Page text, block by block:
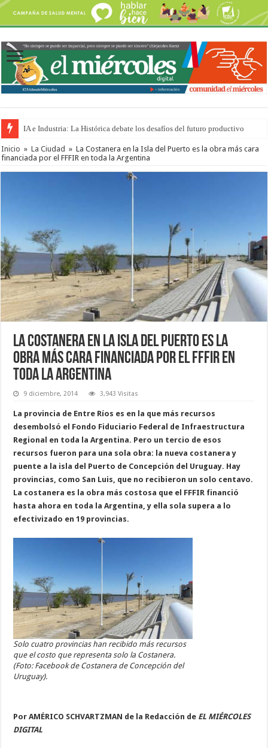
Turismo en Entre Ríos: advierten que la situación es “peor que durante la
Inicio » La Ciudad » La Costanera en la Isla del Puerto es la obra más cara
financiada por el FFFIR en toda la Argentina
La Costanera en la Isla del Puerto es la
obra más cara financiada por el FFFIR en
toda la Argentina
9 diciembre, 2014 3,943 Visitas
La provincia de Entre Ríos es en la que más recursos
desembolsó el Fondo Fiduciario Federal de Infraestructura
Regional en toda la Argentina. Pero un tercio de esos
recursos fueron para una sola obra: la nueva costanera y
puente a la isla del Puerto de Concepción del Uruguay. Hay
provincias, como San Luis, que no recibieron un solo centavo.
La costanera es la obra más costosa que el FFFIR financió
hasta ahora en toda la Argentina, y ella sola supera a lo
efectivizado en 19 provincias.
Solo cuatro provincias han recibido más recursos
que el costo que representa solo la Costanera.
(Foto: Facebook de Costanera de Concepción del
Uruguay).
Por AMÉRICO SCHVARTZMAN de la Redacción de EL MIÉRCOLES
DIGITAL